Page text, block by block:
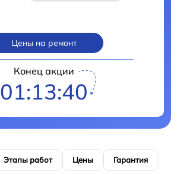
Цены на ремонт
Конец акции
01:13:39
Этапы работ Цены Гарантия